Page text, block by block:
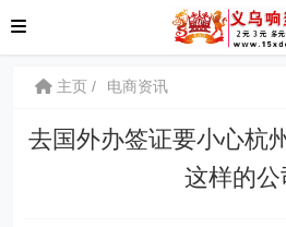
主页 电商资讯
去国外办签证要小心杭
这样的公